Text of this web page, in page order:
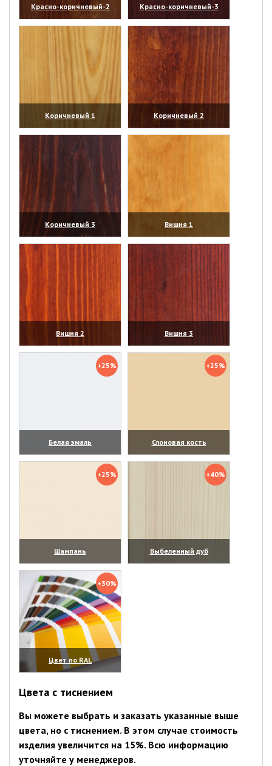
Красно-коричневый-2
(увеличить)
Красно-коричневый-3
(увеличить)
Коричневый 1
(увеличить)
Коричневый 2
(увеличить)
Коричневый 3
(увеличить)
Вишня 1
(увеличить)
Вишня 2
(увеличить)
Вишня 3
(увеличить)
+25%
Белая эмаль
(увеличить)
+25%
Слоновая кость
(увеличить)
+25%
Шампань
(увеличить)
+40%
Выбеленный дуб
(увеличить)
+30%
Цвет по RAL
(увеличить)
Цвета с тиснением
Вы можете выбрать и заказать указанные выше
цвета, но с тиснением. В этом случае стоимость
изделия увеличится на 15%. Всю информацию
уточняйте у менеджеров.